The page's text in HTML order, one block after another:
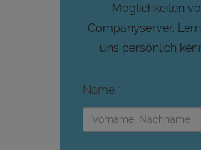
Möglichkeiten
Companyserver.
uns persönlich
Name *